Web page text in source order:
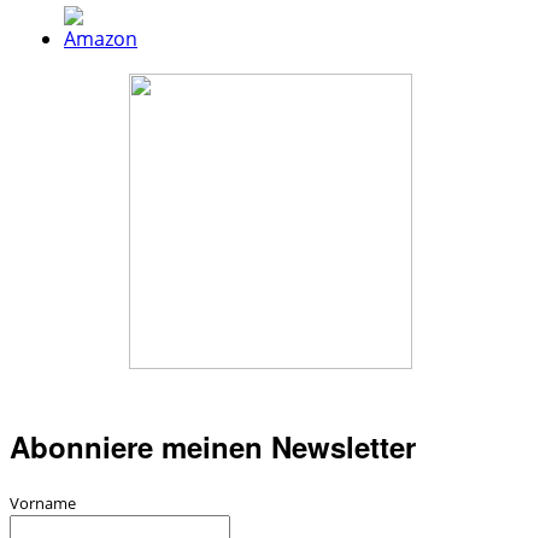
Abonniere meinen Newsletter
Vorname